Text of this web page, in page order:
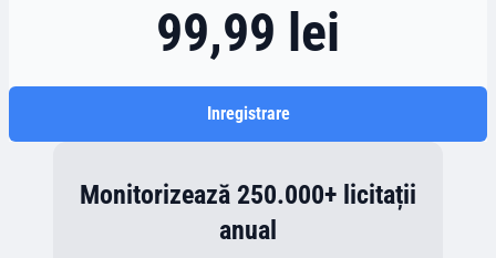
99,99 lei
Inregistrare
Monitorizează 250.000+ licitații
anual